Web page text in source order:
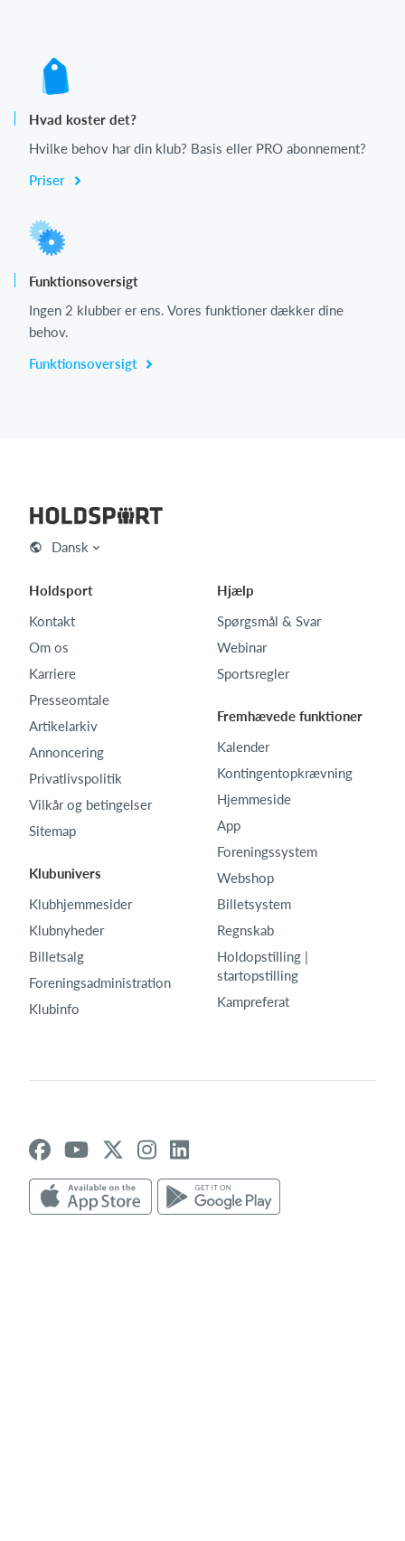
Hvad koster det?
Hvilke behov har din klub? Basis eller PRO abonnement?
Priser
Funktionsoversigt
Ingen 2 klubber er ens. Vores funktioner dækker dine
behov.
Funktionsoversigt
Dansk
Holdsport
Kontakt
Om os
Karriere
Presseomtale
Artikelarkiv
Annoncering
Privatlivspolitik
Vilkår og betingelser
Sitemap
Klubunivers
Klubhjemmesider
Klubnyheder
Billetsalg
Foreningsadministration
Klubinfo
Hjælp
Spørgsmål & Svar
Webinar
Sportsregler
Fremhævede funktioner
Kalender
Kontingentopkrævning
Hjemmeside
App
Foreningssystem
Webshop
Billetsystem
Regnskab
Holdopstilling |
startopstilling
Kampreferat